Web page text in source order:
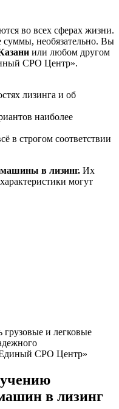
во всех сферах жизни.
суммы, необязательно. Вы
или любом другом
СРО Центр».
лизинга и об
наиболее
в строгом соответствии
в лизинг. Их
могут
и легковые
СРО Центр»
в лизинг